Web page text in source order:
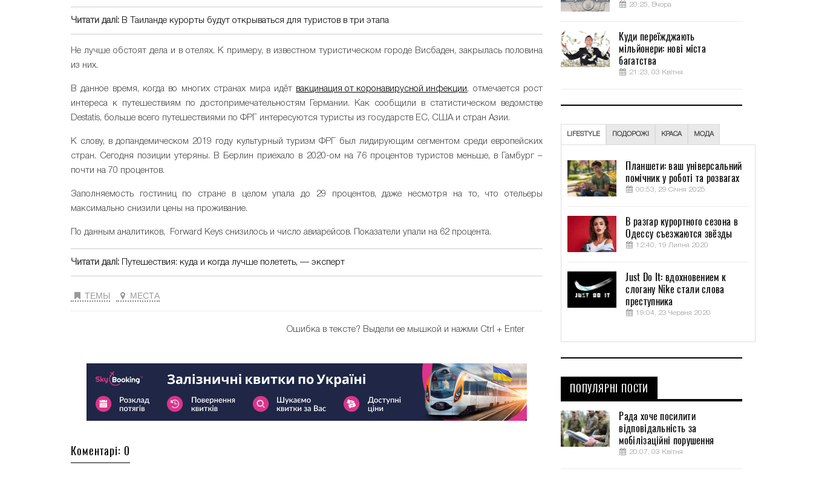
Читати далі: В Таиланде курорты будут открываться для туристов в три этапа
Не лучше обстоят дела и в отелях. К примеру, в известном туристическом городе Висбаден, закрылась половина
из них.
В данное время, когда во многих странах мира идёт вакцинация от коронавирусной инфекции, отмечается рост
интереса к путешествиям по достопримечательностям Германии. Как сообщили в статистическом ведомстве
Destatis, больше всего путешествиями по ФРГ интересуются туристы из государств ЕС, США и стран Азии.
К слову, в допандемическом 2019 году культурный туризм ФРГ был лидирующим сегментом среди европейских
стран. Сегодня позиции утеряны. В Берлин приехало в 2020-ом на 76 процентов туристов меньше, в Гамбург –
почти на 70 процентов.
Заполняемость гостиниц по стране в целом упала до 29 процентов, даже несмотря на то, что отельеры
максимально снизили цены на проживание.
По данным аналитиков, Forward Keys снизилось и число авиарейсов. Показатели упали на 62 процента.
Читати далі: Путешествия: куда и когда лучше полететь, — эксперт
ТЕМЫ МЕСТА
Ошибка в тексте? Выдели ее мышкой и нажми Ctrl + Enter
Коментарі: 0
20:25, Вчора
Куди переїжджають
мільйонери: нові міста
багатства
21:23, 03 Квітня
LIFESTYLE ПОДОРОЖІ КРАСА МОДА
Планшети: ваш універсальний
помічник у роботі та розвагах
00:53, 29 Січня 2025
В разгар курортного сезона в
Одессу съезжаются звёзды
12:40, 19 Липня 2020
Just Do It: вдохновением к
слогану Nike стали слова
преступника
19:04, 23 Червня 2020
ПОПУЛЯРНІ ПОСТИ
Рада хоче посилити
відповідальність за
мобілізаційні порушення
20:07, 03 Квітня